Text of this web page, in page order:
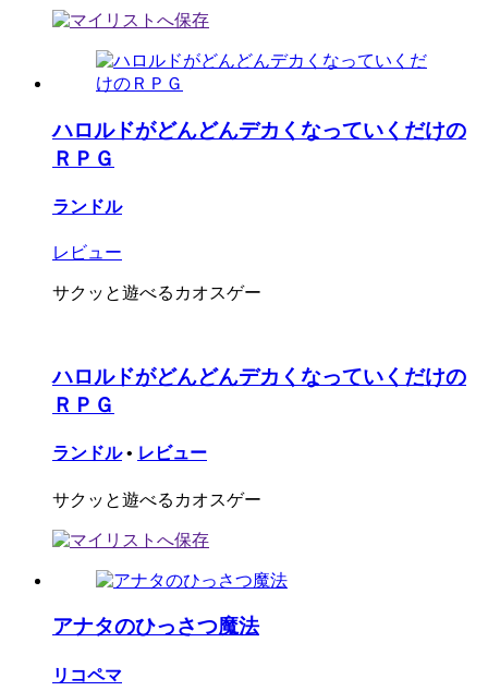
ハロルドがどんどんデカくなっていくだけの
ＲＰＧ
ランドル
レビュー
サクッと遊べるカオスゲー
ハロルドがどんどんデカくなっていくだけの
ＲＰＧ
ランドル • レビュー
サクッと遊べるカオスゲー
アナタのひっさつ魔法
リコペマ